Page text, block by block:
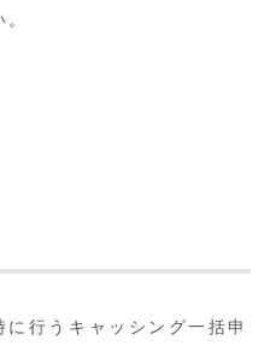
行うキャッシング一括申